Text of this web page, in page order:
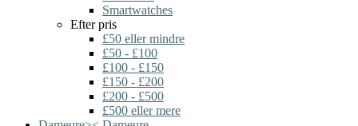
Smartwatches
Efter pris
£50 eller mindre
£50 - £100
£100 - £150
£150 - £200
£200 - £500
£500 eller mere